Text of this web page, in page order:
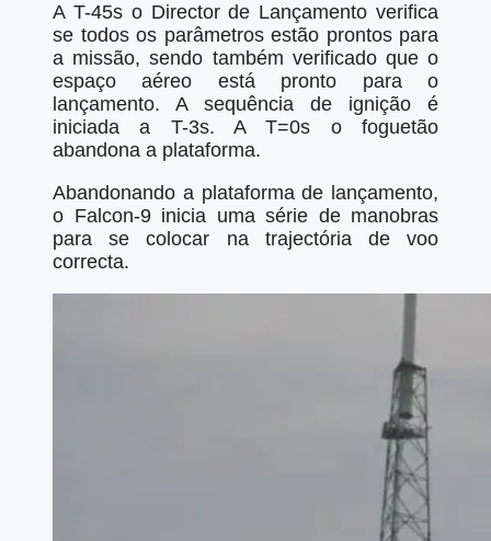
A T-45s o Director de Lançamento verifica
se todos os parâmetros estão prontos para
a missão, sendo também verificado que o
espaço aéreo está pronto para o
lançamento. A sequência de ignição é
iniciada a T-3s. A T=0s o foguetão
abandona a plataforma.
Abandonando a plataforma de lançamento,
o Falcon-9 inicia uma série de manobras
para se colocar na trajectória de voo
correcta.